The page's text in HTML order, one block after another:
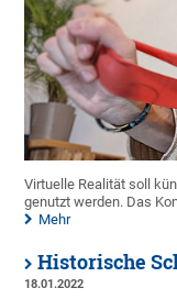
Virtuelle Realität soll
genutzt werden. Das
Mehr
Historische
18.01.2022